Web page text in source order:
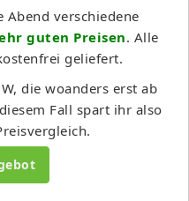
verschiedene
guten Preisen. Alle
geliefert.
die woanders erst ab
Fall spart ihr also